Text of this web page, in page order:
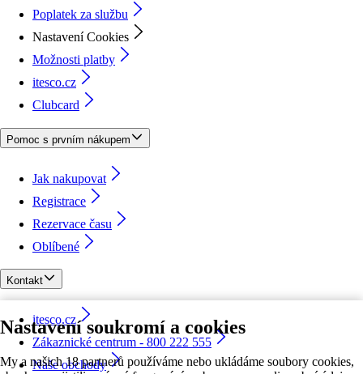
Nastavení soukromí a cookies
My a našich 18 partnerů používáme nebo ukládáme soubory cookies,
Poplatek za službu
Nastavení Cookies
Možnosti platby
itesco.cz
Clubcard
Pomoc s prvním nákupem
Jak nakupovat
Registrace
Rezervace času
Oblíbené
Kontakt
itesco.cz
Zákaznické centrum - 800 222 555
Naše obchody